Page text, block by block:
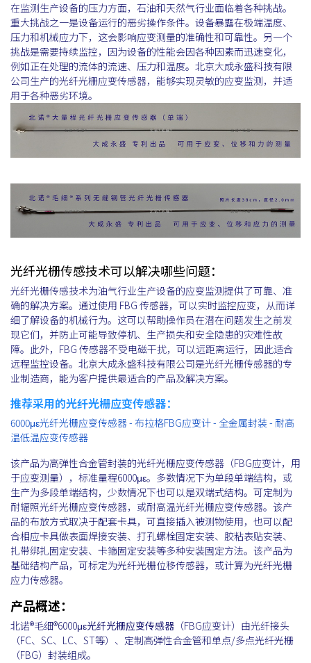
在监测生产设备的压力方面，石油和天然气行业面临着各种挑战。
重大挑战之一是设备运行的恶劣操作条件。设备暴露在极端温度、
压力和机械应力下，这会影响应变测量的准确性和可靠性。另一个
挑战是需要持续监控，因为设备的性能会因各种因素而迅速变化，
例如正在处理的流体的流速、压力和温度。北京大成永盛科技有限
公司生产的光纤光栅应变传感器，能够实现灵敏的应变监测，并适
用于各种恶劣环境。
光纤光栅传感技术可以解决哪些问题：
光纤光栅传感技术为油气行业生产设备的应变监测提供了可靠、准
确的解决方案。通过使用 FBG 传感器，可以实时监控应变，从而详
细了解设备的机械行为。这可以帮助操作员在潜在问题发生之前发
现它们，并防止可能导致停机、生产损失和安全隐患的灾难性故
障。此外，FBG 传感器不受电磁干扰，可以远距离运行，因此适合
远程监控设备。北京大成永盛科技有限公司是光纤光栅传感器的专
业制造商，能为客户提供最适合的产品及解决方案。
推荐采用的光纤光栅应变传感器：
6000με光纤光栅应变传感器 - 布拉格FBG应变计 - 全金属封装 - 耐高
温低温应变传感器
该产品为高弹性合金管封装的光纤光栅应变传感器（FBG应变计，用
于应变测量），标准量程6000με。多数情况下为单段单端结构，或
生产为多段单端结构，少数情况下也可以是双端式结构。可定制为
耐辐照光纤光栅应变传感器，或耐高温光纤光栅应变传感器。该产
品的布放方式取决于配套卡具，可直接插入被测物使用，也可以配
合相应卡具做表面焊接安装、打孔螺栓固定安装、胶粘表贴安装、
扎带绑扎固定安装、卡箍固定安装等多种安装固定方法。该产品为
基础结构产品，可标定为光纤光栅位移传感器，或计算为光纤光栅
应力传感器。
产品概述：
北诺®毛细®6000με光纤光栅应变传感器 （FBG应变计）由光纤接头
（FC、SC、LC、ST等）、定制高弹性合金管和单点/多点光纤光栅
（FBG）封装组成。